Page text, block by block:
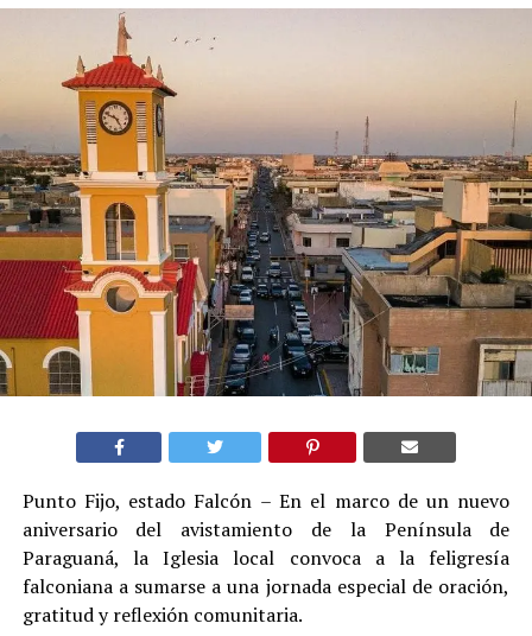
Punto Fijo, estado Falcón – En el marco de un nuevo
aniversario del avistamiento de la Península de
Paraguaná, la Iglesia local convoca a la feligresía
falconiana a sumarse a una jornada especial de oración,
gratitud y reflexión comunitaria.